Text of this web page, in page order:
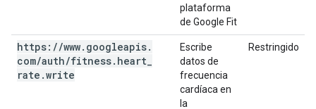
plataforma
de Google Fit
https: //www. googleapis.
com/auth/fitness. heart
rate .write
Escribe
datos de
frecuencia
cardíaca en
la
Restringido